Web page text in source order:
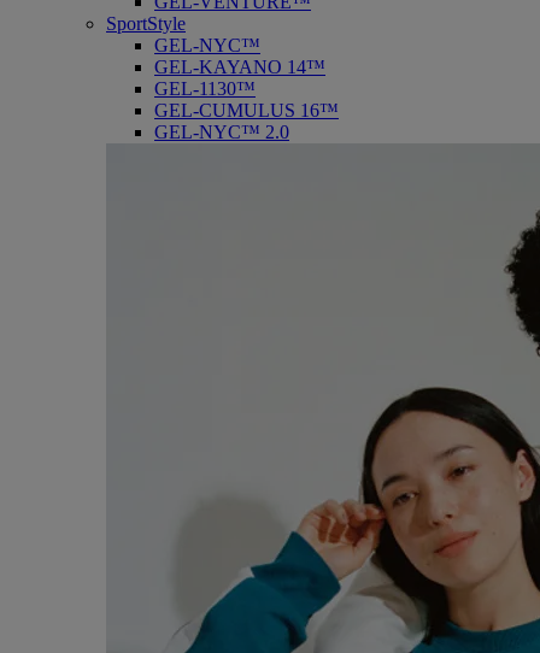
SportStyle
GEL-NYC™
GEL-KAYANO 14™
GEL-1130™
GEL-CUMULUS 16™
GEL-NYC™ 2.0